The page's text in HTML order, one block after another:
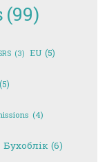
(99)
(3) EU (5)
(5)
(4)
Бухоблік (6)